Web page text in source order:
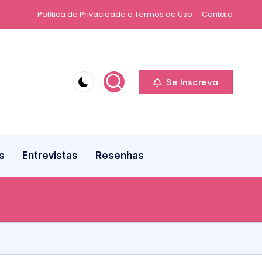
Política de Privacidade e Termos de Uso Contato
Se Inscreva
Entrevistas Resenhas